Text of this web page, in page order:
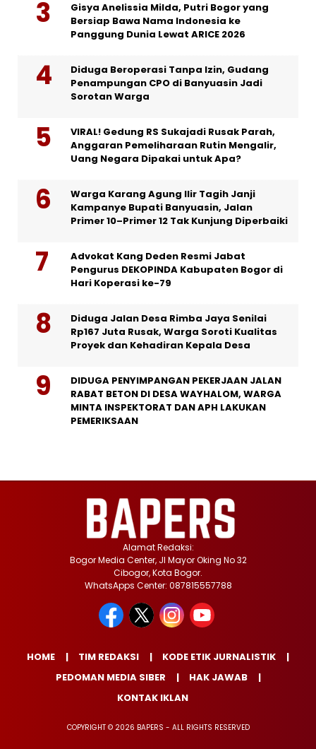
Gisya Anelissia Milda, Putri Bogor yang
Bersiap Bawa Nama Indonesia ke
Panggung Dunia Lewat ARICE 2026
Diduga Beroperasi Tanpa Izin, Gudang
Penampungan CPO di Banyuasin Jadi
Sorotan Warga
VIRAL! Gedung RS Sukajadi Rusak Parah,
Anggaran Pemeliharaan Rutin Mengalir,
Uang Negara Dipakai untuk Apa?
Warga Karang Agung Ilir Tagih Janji
Kampanye Bupati Banyuasin, Jalan
Primer 10–Primer 12 Tak Kunjung Diperbaiki
Advokat Kang Deden Resmi Jabat
Pengurus DEKOPINDA Kabupaten Bogor di
Hari Koperasi ke-79
Diduga Jalan Desa Rimba Jaya Senilai
Rp167 Juta Rusak, Warga Soroti Kualitas
Proyek dan Kehadiran Kepala Desa
DIDUGA PENYIMPANGAN PEKERJAAN JALAN
RABAT BETON DI DESA WAYHALOM, WARGA
MINTA INSPEKTORAT DAN APH LAKUKAN
PEMERIKSAAN
Alamat Redaksi:
Bogor Media Center, Jl Mayor Oking No 32
Cibogor, Kota Bogor.
WhatsApps Center: 087815557788
HOME TIM REDAKSI
KODE ETIK JURNALISTIK
PEDOMAN MEDIA SIBER
HAK JAWAB
KONTAK IKLAN
COPYRIGHT © 2026 BAPERS - ALL RIGHTS RESERVED